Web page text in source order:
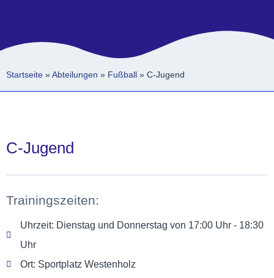
Startseite » Abteilungen » Fußball » C-Jugend
C-Jugend
Trainingszeiten:
Uhrzeit: Dienstag und Donnerstag von 17:00 Uhr - 18:30
Uhr
Ort: Sportplatz Westenholz